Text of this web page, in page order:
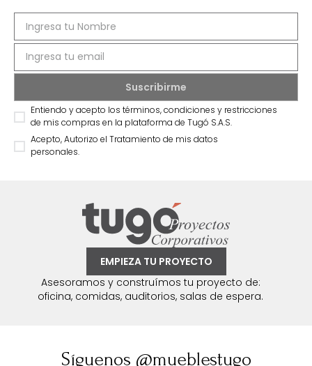
Entiendo y acepto los términos, condiciones y restricciones
de mis compras en la plataforma de Tugó S.A.S.
Acepto, Autorizo el Tratamiento de mis datos
personales.
EMPIEZA TU PROYECTO
Asesoramos y construímos tu proyecto de:
oficina, comidas, auditorios, salas de espera.
Síguenos @mueblestugo